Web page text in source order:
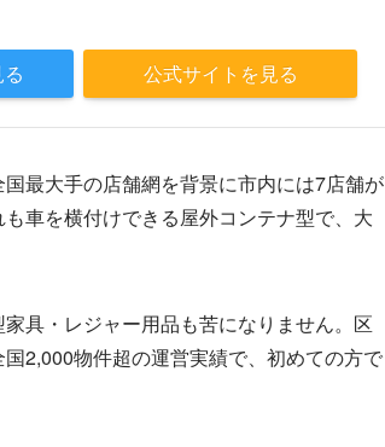
公式サイトを見る
最大手の店舗網を背景に市内には7店舗が
車を横付けできる屋外コンテナ型で、大
具・レジャー用品も苦になりません。区
2,000物件超の運営実績で、初めての方で